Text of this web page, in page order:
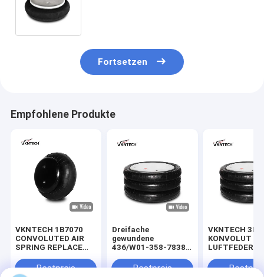
Fortsetzen
Empfohlene Produkte
VKNTECH 1B7070
CONVOLUTED AIR
SPRING REPLACE
SPRING material
bellow: NR
Bestpreis
Dreifache
gewundene
436/W01-358-7838
Frühlings-/Luft-
Bestpreis
VKNTECH
KONVOLUT
LUFTFEDER
Contitech
436 Goodyear